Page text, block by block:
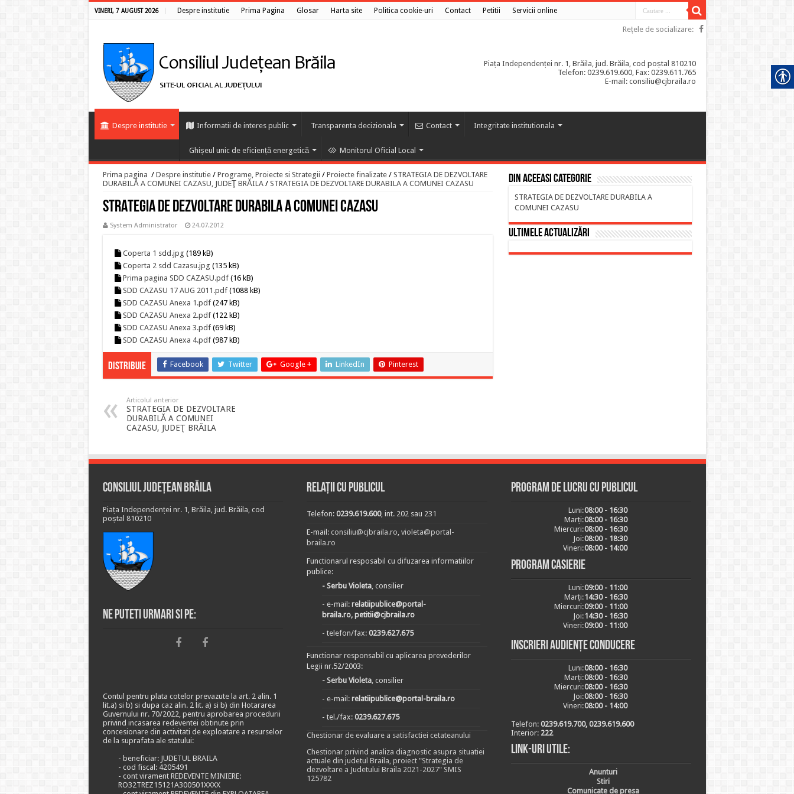
VINERI, 7 AUGUST 2026 Despre institutie Prima Pagina Glosar Harta site Politica cookie-uri Contact Petitii Servicii online
Rețele de socializare:
Piața Independenței nr. 1, Brăila, jud. Brăila, cod poștal 810210
Telefon: 0239.619.600, Fax: 0239.611.765
E-mail: consiliu@cjbraila.ro
Despre institutie Informatii de interes public Transparenta decizionala Contact Integritate institutionala
Ghișeul unic de eficiență energetică Monitorul Oficial Local
Prima pagina / Despre institutie / Programe, Proiecte si Strategii / Proiecte finalizate / STRATEGIA DE DEZVOLTARE
DURABILĂ A COMUNEI CAZASU, JUDEŢ BRĂILA / STRATEGIA DE DEZVOLTARE DURABILA A COMUNEI CAZASU
STRATEGIA DE DEZVOLTARE DURABILA A COMUNEI CAZASU
System Administrator 24.07.2012
Coperta 1 sdd.jpg (189 kB)
Coperta 2 sdd Cazasu.jpg (135 kB)
Prima pagina SDD CAZASU.pdf(16 kB)
SDD CAZASU 17 AUG 2011.pdf(1088 kB)
SDD CAZASU Anexa 1.pdf(247 kB)
SDD CAZASU Anexa 2.pdf(122 kB)
SDD CAZASU Anexa 3.pdf(69 kB)
SDD CAZASU Anexa 4.pdf(987 kB)
Distribuie Facebook Twitter Google + LinkedIn Pinterest
Articolul anterior
STRATEGIA DE DEZVOLTARE
DURABILĂ A COMUNEI
CAZASU, JUDEŢ BRĂILA
Din aceeasi categorie
STRATEGIA DE DEZVOLTARE DURABILA A
COMUNEI CAZASU
Ultimele actualizări
Consiliul Județean Brăila
Piața Independenței nr. 1, Brăila, jud. Brăila, cod
poștal 810210
Ne puteti urmari si pe:
Contul pentru plata cotelor prevazute la art. 2 alin. 1
lit.a) si b) si dupa caz alin. 2 lit. a) si b) din Hotararea
Guvernului nr. 70/2022, pentru aprobarea procedurii
privind incasarea redeventei obtinute prin
concesionare din activitati de exploatare a resurselor
de la suprafata ale statului:
- beneficiar: JUDETUL BRAILA
- cod fiscal: 4205491
- cont virament REDEVENTE MINIERE:
RO32TREZ15121A300501XXXX
Relații cu publicul
Telefon:0239.619.600, int. 202 sau 231
E-mail:consiliu@cjbraila.ro,violeta@portal-
braila.ro
Functionarul resposabil cu difuzarea informatiilor
publice:
- Serbu Violeta, consilier
- e-mail:relatiipublice@portal-
braila.ro, petitii@cjbraila.ro
- telefon/fax:0239.627.675
Functionar responsabil cu aplicarea prevederilor
Legii nr.52/2003:
- Serbu Violeta, consilier
- e-mail:relatiipublice@portal-braila.ro
- tel./fax:0239.627.675
Chestionar de evaluare a satisfactiei cetateanului
Chestionar privind analiza diagnostic asupra situatiei
actuale din judetul Braila, proiect "Strategia de
dezvoltare a Judetului Braila 2021-2027" SMIS
125782
Program de lucru cu publicul
Luni:08:00 - 16:30
Marți:08:00 - 16:30
Miercuri:08:00 - 16:30
Joi:08:00 - 18:30
Vineri:08:00 - 14:00
Program casierie
Luni:09:00 - 11:00
Marți:14:30 - 16:30
Miercuri:09:00 - 11:00
Joi:14:30 - 16:30
Vineri:09:00 - 11:00
Inscrieri audiențe conducere
Luni:08:00 - 16:30
Marți:08:00 - 16:30
Miercuri:08:00 - 16:30
Joi:08:00 - 16:30
Vineri:08:00 - 14:00
Telefon: 0239.619.700, 0239.619.600
Interior: 222
Link-uri utile:
Anunturi
Stiri
Comunicate de presa